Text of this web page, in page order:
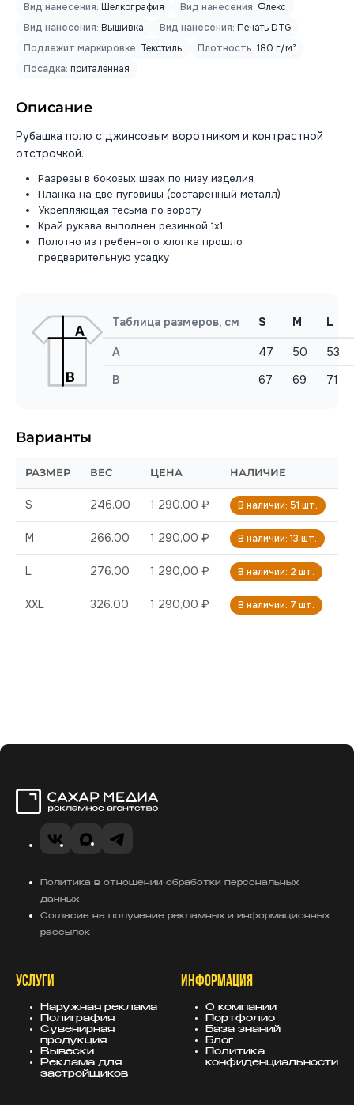
Вид нанесения: Шелкография Вид нанесения: Флекс
Вид нанесения: Вышивка Вид нанесения: Печать DTG
Подлежит маркировке: Текстиль Плотность: 180 г/м²
Посадка: приталенная
Описание
Рубашка поло с джинсовым воротником и контрастной
отстрочкой.
Разрезы в боковых швах по низу изделия
Планка на две пуговицы (состаренный металл)
Укрепляющая тесьма по вороту
Край рукава выполнен резинкой 1х1
Полотно из гребенного хлопка прошло
предварительную усадку
Таблица размеров, см S M L
A 47 50
53
B
67 69 71
Варианты
РАЗМЕР ВЕС ЦЕНА НАЛИЧИЕ
S 246.00 1 290,00 ₽ В наличии: 51 шт.
M 266.00 1 290,00 ₽ В наличии: 13 шт.
L 276.00 1 290,00 ₽ В наличии: 2 шт.
XXL 326.00 1 290,00 ₽ В наличии: 7 шт.
VK MAXTelegram
Политика в отношении обработки персональных
данных
Согласие на получение рекламных и информационных
рассылок
УСЛУГИ
Наружная реклама
Полиграфия
Сувенирная
продукция
Вывески
Реклама для
застройщиков
ИНФОРМАЦИЯ
О компании
Портфолио
База знаний
Блог
Политика
конфиденциальности